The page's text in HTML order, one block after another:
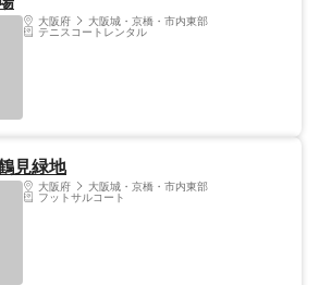
る。外観は約5,000枚のガラスが用いられ、
水面に浮かぶスイレンをイメージしたもの。
大阪府 大阪城・京橋・市内東部
テニスコートレンタル
見緑地
大阪府 大阪城・京橋・市内東部
フットサルコート